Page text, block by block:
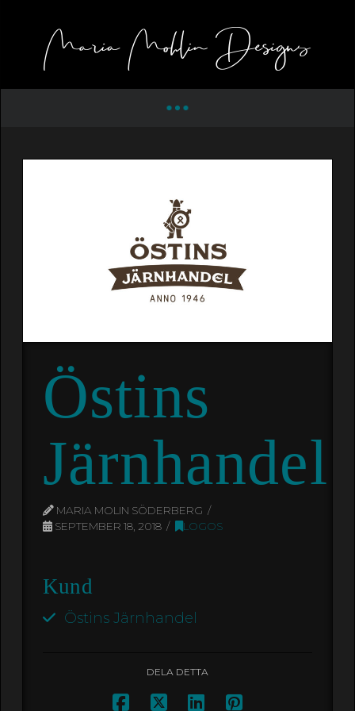
Östins
Järnhandel
MARIA MOLIN SÖDERBERG
SEPTEMBER 18, 2018
LOGOS
Kund
Östins Järnhandel
DELA DETTA